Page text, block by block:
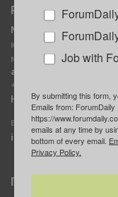
Реклама
MediaKit
Контактное лицо:
Марина Баранчук
ad@forumdaily.com
+1 347-604-1261
Наши рекламодатели
E-mail редакции:
info@forumdaily.com
Подписка
Job with
By submitting this form,
Emails from:
https://
emails at any time by
bottom of every email.
Privacy Policy.